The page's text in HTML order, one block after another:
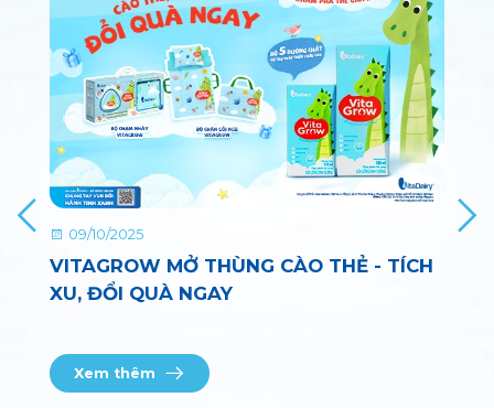
CÀO THẺ - TÍCH
TÍCH THẺ COLOSGAIN